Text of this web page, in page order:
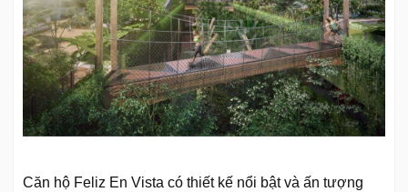
Căn hộ Feliz En Vista có thiết kế nổi bật và ấn tượng